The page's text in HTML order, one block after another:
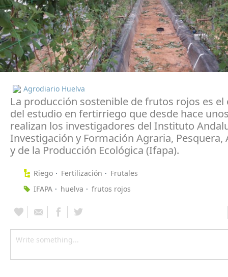
Agrodiario Huelva
La producción sostenible de frutos rojos es el
del estudio en fertirriego que desde hace
realizan los investigadores del Instituto
Investigación y Formación Agraria, Pesquera,
y de la Producción Ecológica (Ifapa).
Riego Fertilización
Frutales
IFAPA
huelva frutos rojos